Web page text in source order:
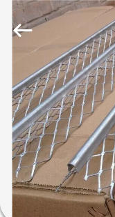
제
품
회
2025
ANPING
COUNTY
JIAFU
MANUFACTURING
Rights
Reserved.